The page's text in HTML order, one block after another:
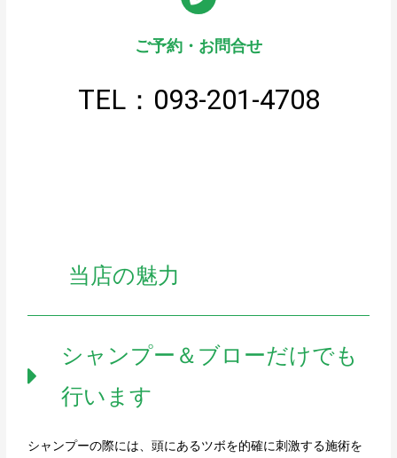
ご予約・お問合せ
TEL：093-201-4708
当店の魅力
シャンプー＆ブローだけでも
行います
シャンプーの際には、頭にあるツボを的確に刺激する施術を